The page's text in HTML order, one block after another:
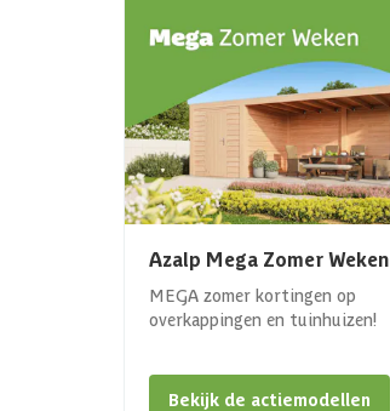
Azalp Mega Zomer Weken
MEGA zomer kortingen op
overkappingen en tuinhuizen!
Bekijk de actiemodellen